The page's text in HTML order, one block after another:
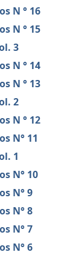
N ° 16
N ° 15
3
N ° 14
N ° 13
2
N ° 12
N° 11
1
N° 10
N° 9
N° 8
N° 7
N° 6